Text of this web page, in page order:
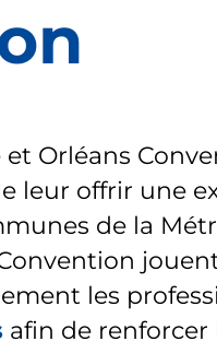
et Orléans
leur offrir une
de la
les
afin de